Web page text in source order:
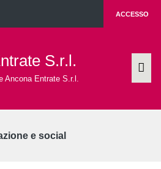
ACCESSO
S.r.l.
Ancona Entrate S.r.l.
e social